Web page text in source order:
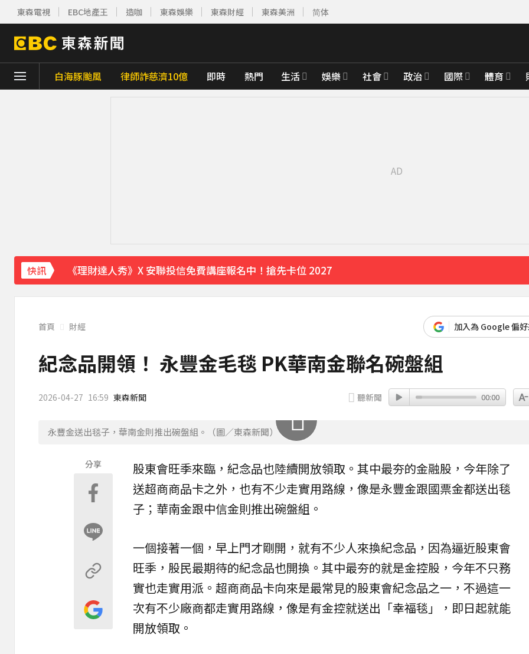
東森電視 EBC地產王 造咖 東森娛樂 東森財經 東森美洲 简体
白海豚颱風 律師詐慈濟10億 即時 熱門 生活 娛樂 社會 政治 國際 體育
快訊
《理財達人秀》X 安聯投信免費講座報名中！搶先卡位 2027
首頁 財經 加入為 Google 偏
紀念品開領！ 永豐金毛毯 PK華南金聯名碗盤組
2026-04-27 16:59 東森新聞 聽新聞 00:00
永豐金送出毯子，華南金則推出碗盤組。（圖／東森新聞）
分享 股東會旺季來臨，紀念品也陸續開放領取。其中最夯的金融股 ，今年除了
送超商商品卡之外，也有不少走實用路線，像是永豐金跟國票金都送出毯
子 ；華南金跟中信金則推出碗盤組。
一個接著一個，早上門才剛開，就有不少人來換紀念品，因為逼近股東會
旺季，股民最期待的紀念品也開換。其中最夯的就是金控股，今年不只務
實也走實用派。超商商品卡向來是最常見的股東會紀念品之一，不過這一
次有不少廠商都走實用路線，像是有金控就送出「幸福毯」，即日起就能
開放領取。